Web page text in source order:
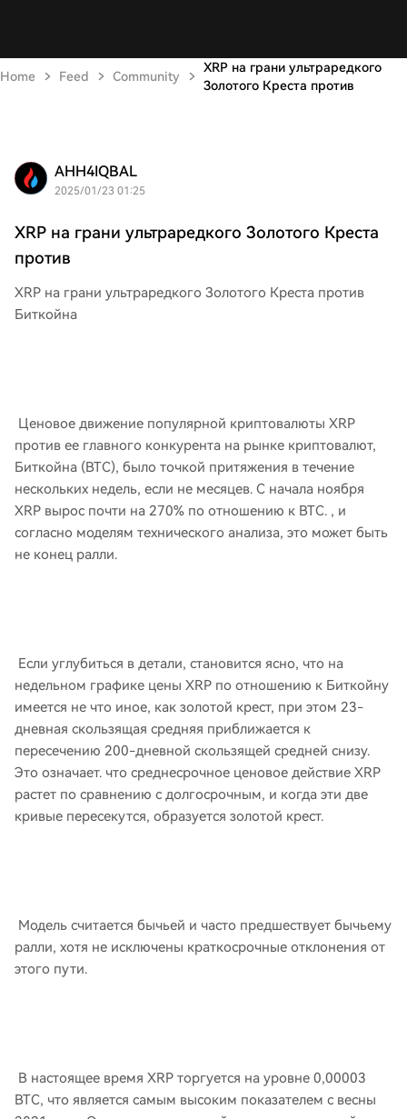
Home Feed Community
XRP на грани ультраредкого
Золотого Креста против
AHH4IQBAL
2025/01/23 01:25
XRP на грани ультраредкого Золотого Креста
против
XRP на грани ультраредкого Золотого Креста против
Биткойна
Ценовое движение популярной криптовалюты XRP
против ее главного конкурента на рынке криптовалют,
Биткойна (BTC), было точкой притяжения в течение
нескольких недель, если не месяцев. С начала ноября
XRP вырос почти на 270% по отношению к BTC. , и
согласно моделям технического анализа, это может быть
не конец ралли.
Если углубиться в детали, становится ясно, что на
недельном графике цены XRP по отношению к Биткойну
имеется не что иное, как золотой крест, при этом 23-
дневная скользящая средняя приближается к
пересечению 200-дневной скользящей средней снизу.
Это означает. что среднесрочное ценовое действие XRP
растет по сравнению с долгосрочным, и когда эти две
кривые пересекутся, образуется золотой крест.
Модель считается бычьей и часто предшествует бычьему
ралли, хотя не исключены краткосрочные отклонения от
этого пути.
В настоящее время XRP торгуется на уровне 0,00003
BTC, что является самым высоким показателем с весны